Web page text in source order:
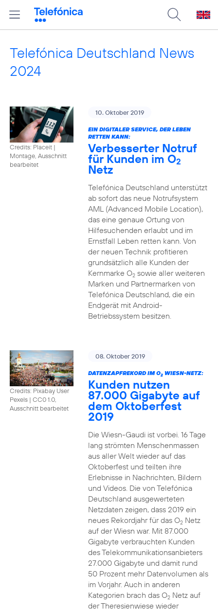
Telefónica Deutschland News
2024
Credits: Placeit |
Montage, Ausschnitt
bearbeitet
10. Oktober 2019
EIN DIGITALER SERVICE, DER LEBEN
RETTEN KANN:
Verbesserter Notruf
für Kunden im O2
Netz
Telefónica Deutschland unterstützt
ab sofort das neue Notrufsystem
AML (Advanced Mobile Location),
das eine genaue Ortung von
Hilfesuchenden erlaubt und im
Ernstfall Leben retten kann. Von
der neuen Technik profitieren
grundsätzlich alle Kunden der
Kernmarke O2sowie aller weiteren
Marken und Partnermarken von
Telefónica Deutschland, die ein
Endgerät mit Android-
Betriebssystem besitzen.
Credits: Pixabay User
Pexels | CC0 1.0,
Ausschnitt bearbeitet
08. Oktober 2019
DATENZAPFREKORD IM O2WIESN-NETZ:
Kunden nutzen
87.000 Gigabyte auf
dem Oktoberfest
2019
Die Wiesn-Gaudi ist vorbei. 16 Tage
lang strömten Menschenmassen
aus aller Welt wieder auf das
Oktoberfest und teilten ihre
Erlebnisse in Nachrichten, Bildern
und Videos. Die von Telefónica
Deutschland ausgewerteten
Netzdaten zeigen, dass 2019 ein
neues Rekordjahr für das O2Netz
auf der Wiesn war. Mit 87.000
Gigabyte verbrauchten Kunden
des Telekommunikationsanbieters
27.000 Gigabyte und damit rund
50 Prozent mehr Datenvolumen als
im Vorjahr. Auch in anderen
Kategorien brach das O2Netz auf
der Theresienwiese wieder